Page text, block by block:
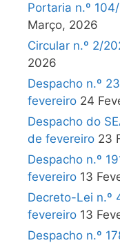
Portaria n.º
Março, 2026
Circular n.º 2/
2026
Despacho n.º
fevereiro 24
Despacho do
de fevereiro 23
Despacho n.º
fevereiro 13
Decreto-Lei n.º
fevereiro 13
Despacho n.º